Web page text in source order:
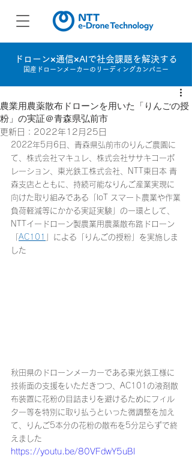
ドローン×通信×AIで社会課題を解決する
国産ドローンメーカーのリーディングカンパニー
農業用農薬散布ドローンを用いた「りんごの授
粉」の実証＠青森県弘前市
更新日： 2022年12月25日
2022年5月6日、青森県弘前市のりんご農園に
て、株式会社マキュレ、株式会社ササキコーポ
レーション、東光鉄工株式会社、NTT東日本 青
森支店とともに、持続可能なりんご産業実現に
向けた取り組みである「IoT スマート農業や作業
負荷軽減等にかかる実証実験」の一環として、
NTTイードローン製農業用農薬散布路ドローン
AC101
」による「りんごの授粉」を実施しま
した
秋田県のドローンメーカーである東光鉄工様に
技術面の支援をいただきつつ、AC101の液剤散
布装置に花粉の目詰まりを避けるためにフィル
ター等を特別に取り払うといった微調整を加え
て、りんご5本分の花粉の散布を5分足らずで終
えました
https://youtu.be/80VFdwY5uBI